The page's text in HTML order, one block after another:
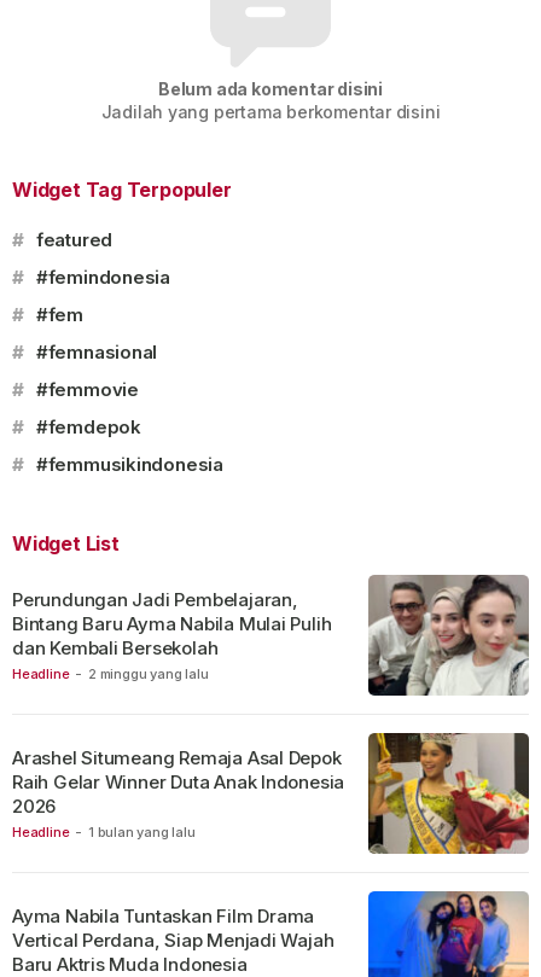
Belum ada komentar disini
Jadilah yang pertama berkomentar disini
Widget Tag Terpopuler
# featured
# #femindonesia
# #fem
# #femnasional
# #femmovie
# #femdepok
# #femmusikindonesia
Widget List
Headline - 2 minggu yang lalu
Perundungan Jadi Pembelajaran,
Bintang Baru Ayma Nabila Mulai Pulih
dan Kembali Bersekolah
Headline - 1 bulan yang lalu
Arashel Situmeang Remaja Asal Depok
Raih Gelar Winner Duta Anak Indonesia
2026
Ayma Nabila Tuntaskan Film Drama
Vertical Perdana, Siap Menjadi Wajah
Baru Aktris Muda Indonesia